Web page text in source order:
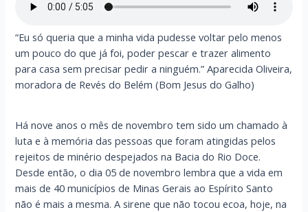
“Eu só queria que a minha vida pudesse voltar pelo menos
um pouco do que já foi, poder pescar e trazer alimento
para casa sem precisar pedir a ninguém.” Aparecida Oliveira,
moradora de Revés do Belém (Bom Jesus do Galho)
Há nove anos o mês de novembro tem sido um chamado à
luta e à memória das pessoas que foram atingidas pelos
rejeitos de minério despejados na Bacia do Rio Doce.
Desde então, o dia 05 de novembro lembra que a vida em
mais de 40 municípios de Minas Gerais ao Espírito Santo
não é mais a mesma. A sirene que não tocou ecoa, hoje, na